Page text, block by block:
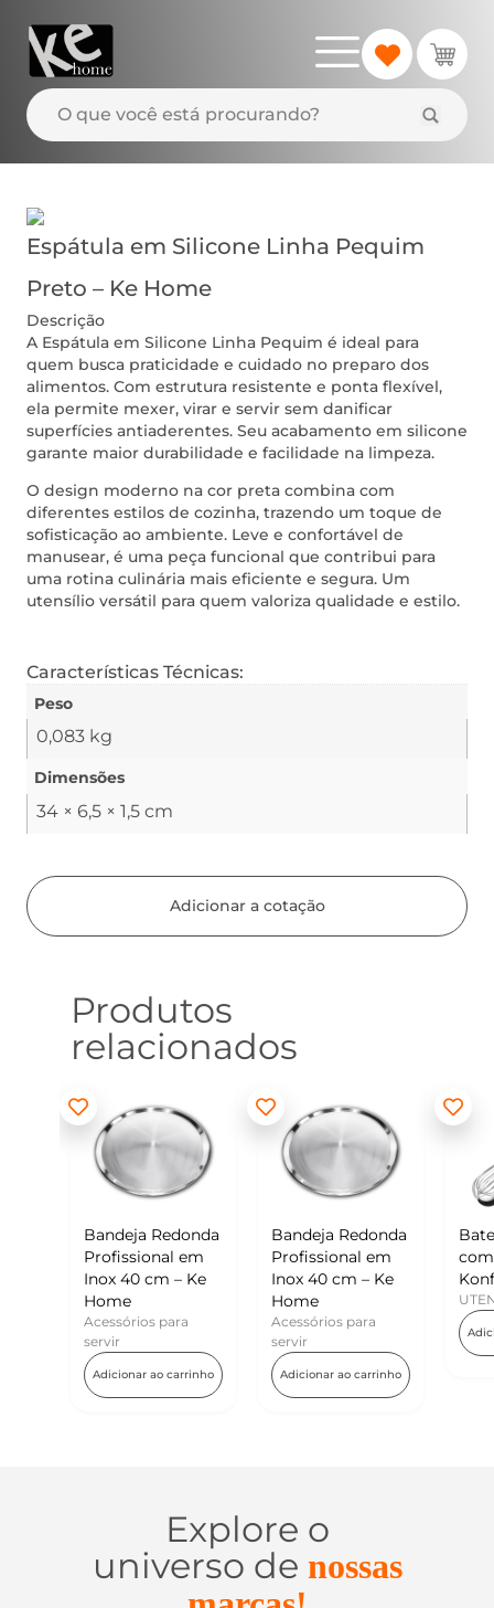
Espátula em Silicone Linha Pequim
Preto – Ke Home
Descrição
A Espátula em Silicone Linha Pequim é ideal para
quem busca praticidade e cuidado no preparo dos
alimentos. Com estrutura resistente e ponta flexível,
ela permite mexer, virar e servir sem danificar
superfícies antiaderentes. Seu acabamento em silicone
garante maior durabilidade e facilidade na limpeza.
O design moderno na cor preta combina com
diferentes estilos de cozinha, trazendo um toque de
sofisticação ao ambiente. Leve e confortável de
manusear, é uma peça funcional que contribui para
uma rotina culinária mais eficiente e segura. Um
utensílio versátil para quem valoriza qualidade e estilo.
Características Técnicas:
Peso
0,083 kg
Dimensões
34 × 6,5 × 1,5 cm
Adicionar a cotação
Produtos
relacionados
Bandeja Redonda
Profissional em
Inox 40 cm – Ke
Home
Acessórios para
servir
Adicionar ao carrinho
Bandeja Redonda
Profissional em
Inox 40 cm – Ke
Home
Acessórios para
servir
Adicionar ao carrinho
com
Explore o
universo de nossas